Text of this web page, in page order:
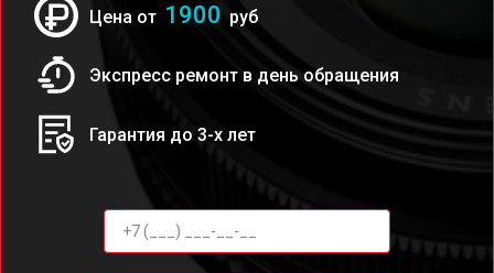
Цена от 1900 руб
Экспресс ремонт в день обращения
Гарантия до 3-х лет